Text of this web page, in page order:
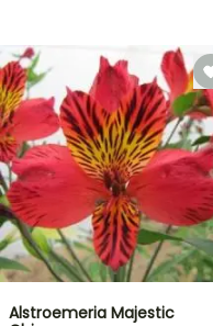
Alstroemeria Majestic